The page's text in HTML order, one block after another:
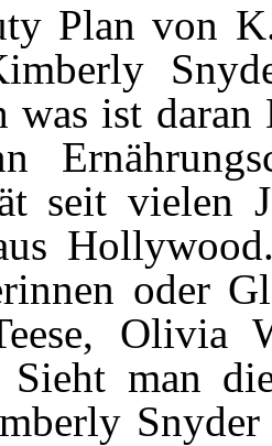
Plan von
was ist daran
seit vielen
oder
Olivia
Sieht man
Snyder